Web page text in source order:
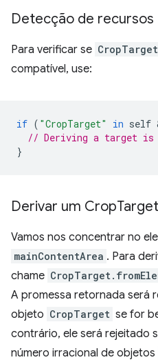
Detecção de recursos
Para verificar se
compatível, use:
if ( "CropTarget" in self
// Deriving a target is
}
Derivar um CropTarget
Vamos nos concentrar no
mainContentArea . Para
chame
A promessa retornada será
objeto CropTarget se for
contrário, ele será rejeitado
número irracional de objetos